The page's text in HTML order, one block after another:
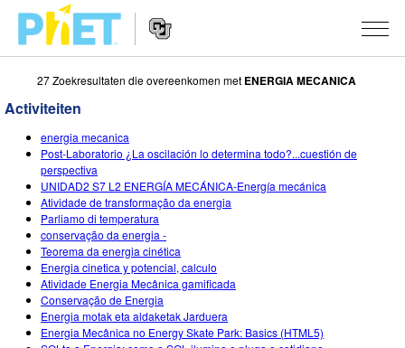
Zoek
de
PhET
Website
Navigation
SIMULATIES
All Sims
Fysica
Wiskunde
Chemie
Aardrijkskunde
Biologie
STUDIO
About Studio
Customizable Sims
Start a Free Trial
Purchase a License
ONDERWIJS
Activiteiten
Deel je activiteiten
Activity Contribution Guidelines
Virtual Workshops
ONDERZOEK
INITIATIVES
Inclusive Design
LOG IN / REGISTREER
27 Zoekresultaten die overeenkomen met ENERGIA MECANICA
Activiteiten
energia mecanica
Post-Laboratorio ¿La oscilación lo determina todo?...cuestión de
perspectiva
UNIDAD2 S7 L2 ENERGÍA MECÁNICA-Energía mecánica
Atividade de transformação da energia
Parliamo di temperatura
conservação da energia -
Teorema da energia cinética
Energia cinetica y potencial, calculo
Atividade Energia Mecânica gamificada
Conservação de Energia
Energia motak eta aldaketak Jarduera
Energia Mecânica no Energy Skate Park: Basics (HTML5)